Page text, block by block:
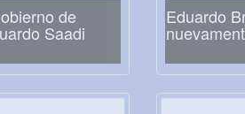
de
Saadi
Eduardo